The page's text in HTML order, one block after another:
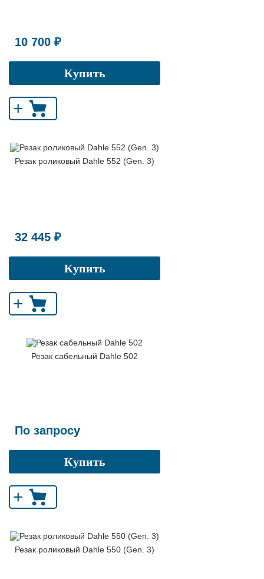
10 700 ₽
Купить
+
Резак роликовый Dahle 552 (Gen. 3)
32 445 ₽
Купить
+
Резак сабельный Dahle 502
По запросу
Купить
+
Резак роликовый Dahle 550 (Gen. 3)